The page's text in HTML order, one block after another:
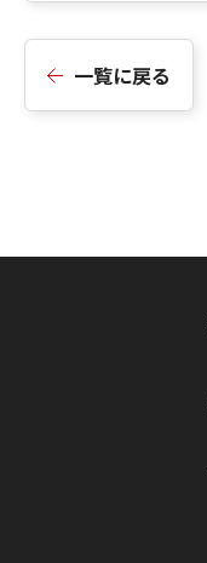
一覧に戻る